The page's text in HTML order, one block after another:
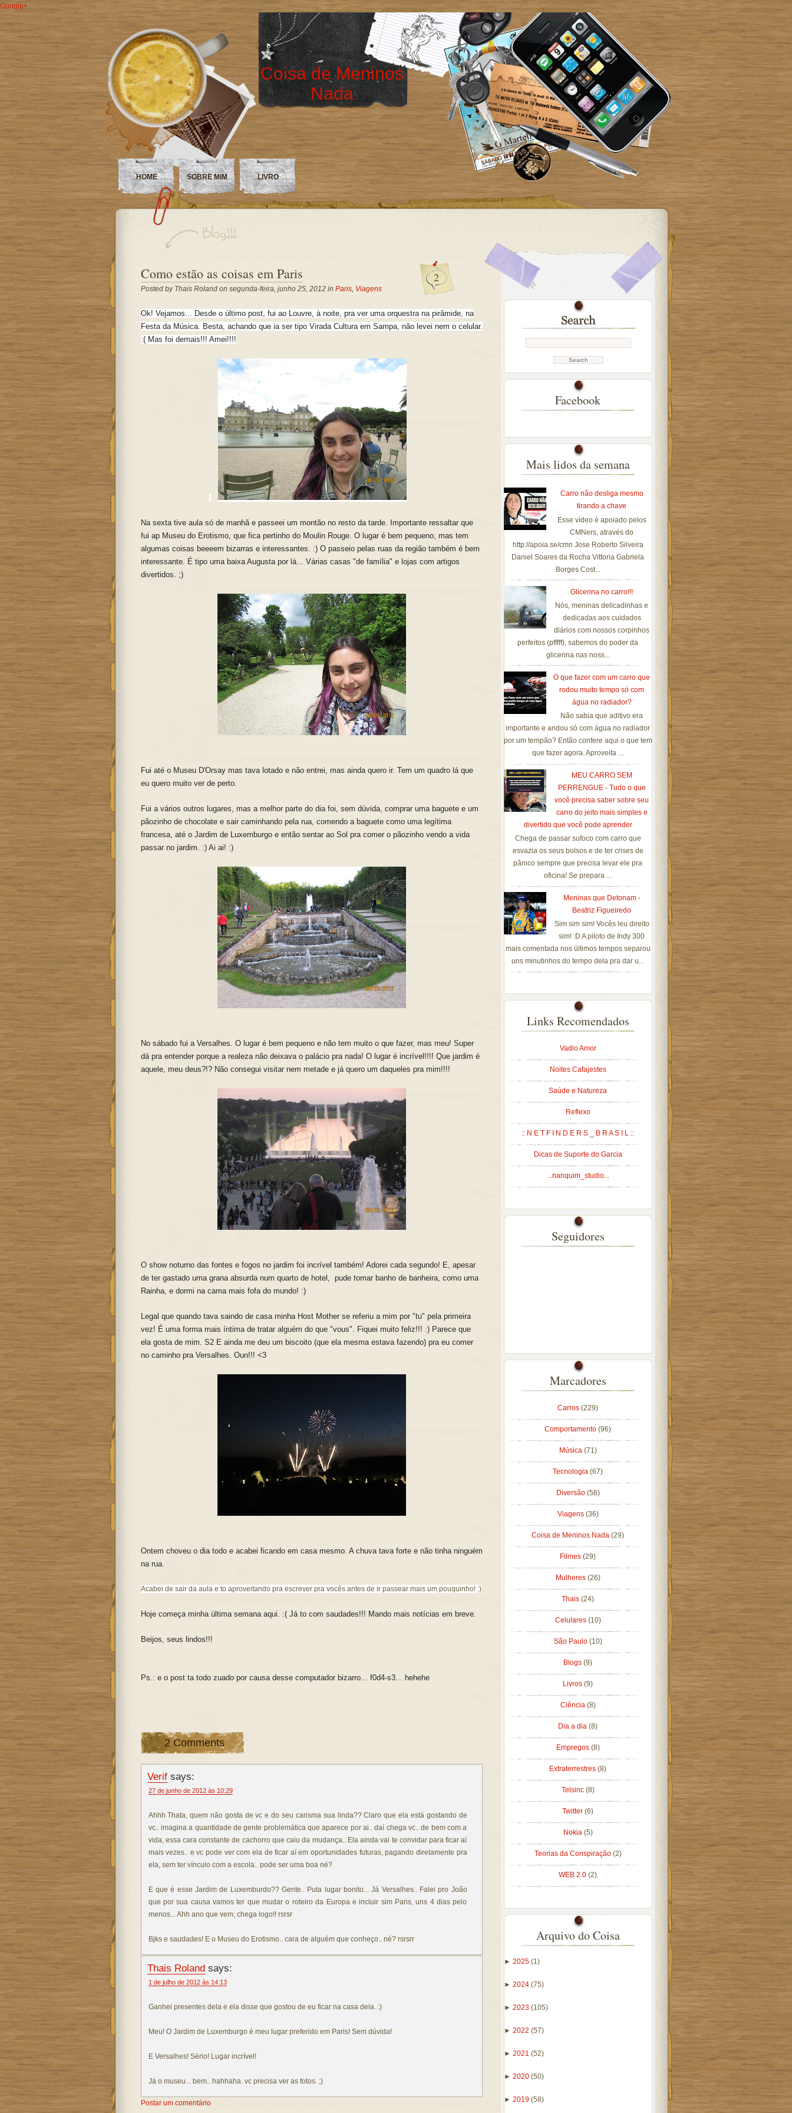
Google+
Coisa de Meninos
Nada
HOME SOBRE MIM LIVRO
2
Como estão as coisas em Paris
Posted by Thais Rolandon segunda-feira, junho 25, 2012 in Paris, Viagens
Ok! Vejamos... Desde o último post, fui ao Louvre, à noite, pra ver uma orquestra na pirâmide, na
Festa da Música. Besta, achando que ia ser tipo Virada Cultura em Sampa, não levei nem o celular.
:( Mas foi demais!!! Amei!!!!
Na sexta tive aula só de manhã e passeei um montão no resto da tarde. Importante ressaltar que
fui ap Museu do Erotismo, que fica pertinho do Moulin Rouge. O lugar é bem pequeno, mas tem
algumas coisas beeeem bizarras e interessantes. :) O passeio pelas ruas da região também é bem
interessante. É tipo uma baixa Augusta por lá... Várias casas "de família" e lojas com artigos
divertidos. ;)
Fui até o Museu D'Orsay mas tava lotado e não entrei, mas ainda quero ir. Tem um quadro lá que
eu quero muito ver de perto.
Fui a vários outros lugares, mas a melhor parte do dia foi, sem dúvida, comprar uma baguete e um
pãozinho de chocolate e sair caminhando pela rua, comendo a baguete como uma legítima
francesa, até o Jardim de Luxemburgo e então sentar ao Sol pra comer o pãozinho vendo a vida
passar no jardim. :) Ai ai! :)
No sábado fui a Versalhes. O lugar é bem pequeno e não tem muito o que fazer, mas meu! Super
dá pra entender porque a realeza não deixava o palácio pra nada! O lugar é incrível!!!! Que jardim é
aquele, meu deus?!? Não consegui visitar nem metade e já quero um daqueles pra mim!!!!
O show noturno das fontes e fogos no jardim foi incrível também! Adorei cada segundo! E, apesar
de ter gastado uma grana absurda num quarto de hotel, pude tomar banho de banheira, como uma
Rainha, e dormi na cama mais fofa do mundo! :)
Legal que quando tava saindo de casa minha Host Mother se referiu a mim por "tu" pela primeira
vez! É uma forma mais íntima de tratar alguém do que "vous". Fiquei muito feliz!!! :) Parece que
ela gosta de mim. S2 E ainda me deu um biscoito (que ela mesma estava fazendo) pra eu comer
no caminho pra Versalhes. Oun!!! <3
Ontem choveu o dia todo e acabei ficando em casa mesmo. A chuva tava forte e não tinha ninguém
na rua.
Acabei de sair da aula e to aproveitando pra escrever pra vocês antes de ir passear mais um pouquinho! :)
Hoje começa minha última semana aqui. :( Já to com saudades!!! Mando mais notícias em breve.
Beijos, seus lindos!!!
Ps.: e o post ta todo zuado por causa desse computador bizarro... f0d4-s3... hehehe
2 Comments
Verifsays:
27 de junho de 2012 às 10:29
Ahhh Thata, quem não gosta de vc e do seu carisma sua linda?? Claro que ela está gostando de
vc.. imagina a quantidade de gente problemática que aparece por ai.. daí chega vc.. de bem com a
vida, essa cara constante de cachorro que caiu da mudança.. Ela ainda vai te convidar para ficar aí
mais vezes.. e vc pode ver com ela de ficar aí em oportunidades futuras, pagando diretamente pra
ela, sem ter vínculo com a escola.. pode ser uma boa né?
E que é esse Jardim de Luxemburdo?? Gente.. Puta lugar bonito... Já Versalhes.. Falei pro João
que por sua causa vamos ter que mudar o roteiro da Europa e incluir sim Paris, uns 4 dias pelo
menos... Ahh ano que vem, chega logo!! rsrsr
Bjks e saudades! E o Museu do Erotismo.. cara de alguém que conheço.. né? rsrsrr
Thais Rolandsays:
1 de julho de 2012 às 14:13
Ganhei presentes dela e ela disse que gostou de eu ficar na casa dela. :)
Meu! O Jardim de Luxemburgo é meu lugar preferido em Paris! Sem dúvida!
E Versalhes! Sério! Lugar incrível!
Já o museu... bem.. hahhaha. vc precisa ver as fotos. ;)
Postar um comentário
Facebook
Mais lidos da semana
Carro não desliga mesmo
tirando a chave
Esse vídeo é apoiado pelos
CMNers, através do
http://apoia.se/cmn Jose Roberto Silveira
Daniel Soares da Rocha Vittoria Gabriela
Borges Cost...
Glicerina no carro!!!
Nós, meninas delicadinhas e
dedicadas aos cuidados
diários com nossos corpinhos
perfeitos (pfffff), sabemos do poder da
glicerina nas noss...
O que fazer com um carro que
rodou muito tempo só com
água no radiador?
Não sabia que aditivo era
importante e andou só com água no radiador
por um tempão? Então confere aqui o que tem
que fazer agora. Aproveita ...
MEU CARRO SEM
PERRENGUE - Tudo o que
você precisa saber sobre seu
carro do jeito mais simples e
divertido que você pode aprender
Chega de passar sufoco com carro que
esvazia os seus bolsos e de ter crises de
pânico sempre que precisa levar ele pra
oficina! Se prepara ...
Meninas que Detonam -
Beatriz Figueiredo
Sim sim sim! Vocês leu direito
sim! :D A piloto de Indy 300
mais comentada nos últimos tempos separou
uns minutinhos do tempo dela pra dar u...
Links Recomendados
Vadio Amor
Noites Cafajestes
Saúde e Natureza
Reflexo
:: N E T F I N D E R S _ B R A S I L ::
Dicas de Suporte do Garcia
...nanquim_studio...
Seguidores
Marcadores
Carros (229)
Comportamento (96)
Música (71)
Tecnologia (67)
Diversão (56)
Viagens (36)
Coisa de Meninos Nada (29)
Filmes (29)
Mulheres (26)
Thais (24)
Celulares (10)
São Paulo (10)
Blogs (9)
Livros (9)
Ciência (8)
Dia a dia (8)
Empregos (8)
Extraterrestres (8)
Telsinc (8)
Twitter (6)
Nokia (5)
Teorias da Conspiração (2)
WEB 2.0 (2)
Arquivo do Coisa
► 2025 (1)
► 2024 (75)
► 2023 (105)
► 2022 (57)
► 2021 (52)
► 2020 (50)
► 2019 (58)